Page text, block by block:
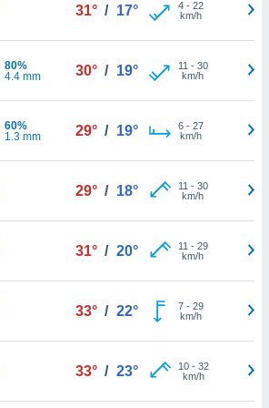
31° / 17° 4- 22
km/h
80%
4.4 mm
30° / 19° 11 - 30
km/h
60%
1.3 mm
29° / 19° 6- 27
km/h
29° / 18° 11 - 30
km/h
31° / 20° 11 - 29
km/h
33° / 22° 7- 29
km/h
33° / 23° 10- 32
km/h